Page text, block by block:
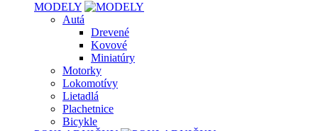
MODELY
Autá
Drevené
Kovové
Miniatúry
Motorky
Lokomotívy
Lietadlá
Plachetnice
Bicykle